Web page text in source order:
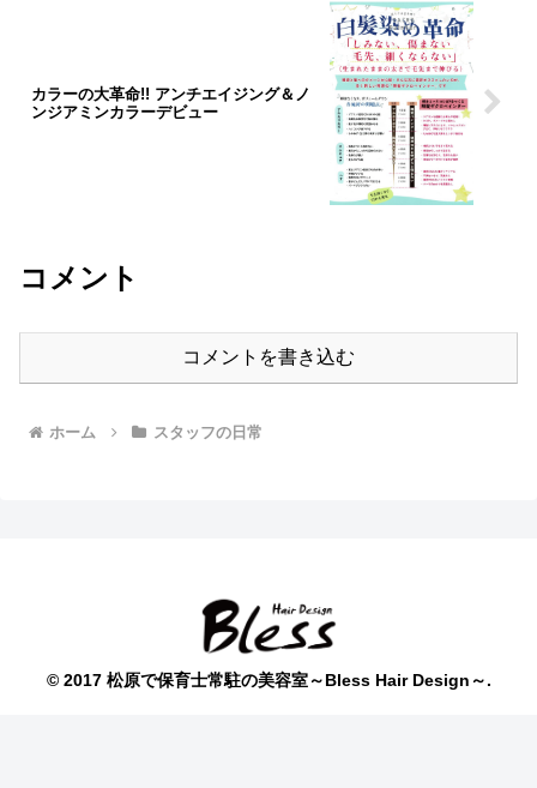
カラーの大革命!! アンチエイジング＆ノ
ンジアミンカラーデビュー
コメント
コメントを書き込む
ホーム スタッフの日常
© 2017 松原で保育士常駐の美容室～Bless Hair Design～.